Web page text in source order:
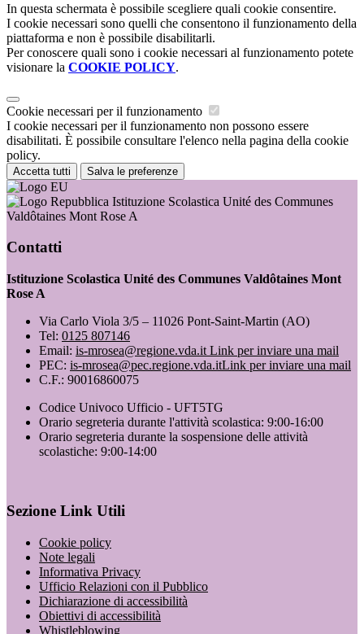
In questa schermata è possibile scegliere quali cookie consentire.
I cookie necessari sono quelli che consentono il funzionamento della
piattaforma e non è possibile disabilitarli.
Per conoscere quali sono i cookie necessari al funzionamento potete
visionare la COOKIE POLICY.
Cookie necessari per il funzionamento
I cookie necessari per il funzionamento non possono essere
disabilitati. È possibile consultare l'elenco nella pagina della cookie
policy.
Accetta tutti Salva le preferenze
Istituzione Scolastica Unité des Communes
Valdôtaines Mont Rose A
Contatti
Istituzione Scolastica Unité des Communes Valdôtaines Mont
Rose A
Via Carlo Viola 3/5 – 11026 Pont-Saint-Martin (AO)
Tel: 0125 807146
Email: is-mrosea@regione.vda.it Link per inviare una mail
PEC: is-mrosea@pec.regione.vda.itLink per inviare una mail
C.F.: 90016860075
Codice Univoco Ufficio - UFT5TG
Orario segreteria durante l'attività scolastica: 9:00-16:00
Orario segreteria durante la sospensione delle attività
scolastiche: 9:00-14:00
Sezione Link Utili
Cookie policy
Note legali
Informativa Privacy
Ufficio Relazioni con il Pubblico
Dichiarazione di accessibilità
Obiettivi di accessibilità
Whistleblowing